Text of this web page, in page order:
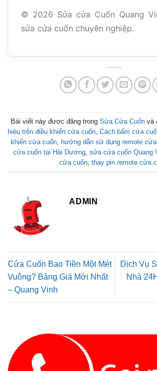
© 2026 Sửa cửa Cuốn Quang
sửa cửa cuốn chuyên nghiệp.
Bài viết này được đăng trong Sửa Cửa Cuốn và
hiệu trên điều khiển cửa cuốn Cách bấm cửa
khiển cửa cuốn, hướng dẫn sử dụng remote
cửa cuốn tại Hải Dương, sửa cửa cuốn Quang
cửa cuốn thay pin remote cửa
ADMIN
Cửa Cuốn Bao Tiền Một Mét
Vuông? Bảng Giá Mới Nhất
– Quang Vinh
Dịch Vụ
Nhà